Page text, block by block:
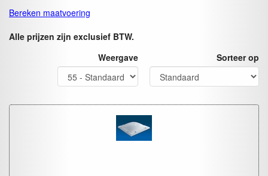
Bereken maatvoering
Alle prijzen zijn exclusief BTW.
Weergave
Sorteer op